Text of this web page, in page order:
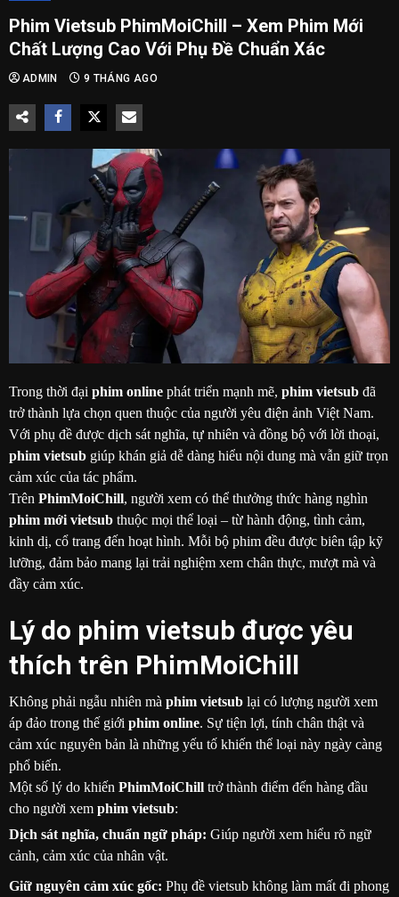
Phim Vietsub PhimMoiChill – Xem Phim Mới
Chất Lượng Cao Với Phụ Đề Chuẩn Xác
ADMIN 9 THÁNG AGO
Trong thời đại phim online phát triển mạnh mẽ, phim vietsub đã
trở thành lựa chọn quen thuộc của người yêu điện ảnh Việt Nam.
Với phụ đề được dịch sát nghĩa, tự nhiên và đồng bộ với lời thoại,
phim vietsub giúp khán giả dễ dàng hiểu nội dung mà vẫn giữ trọn
cảm xúc của tác phẩm.
Trên PhimMoiChill, người xem có thể thưởng thức hàng nghìn
phim mới vietsub thuộc mọi thể loại – từ hành động, tình cảm,
kinh dị, cổ trang đến hoạt hình. Mỗi bộ phim đều được biên tập kỹ
lưỡng, đảm bảo mang lại trải nghiệm xem chân thực, mượt mà và
đầy cảm xúc.
Lý do phim vietsub được yêu
thích trên PhimMoiChill
Không phải ngẫu nhiên mà phim vietsub lại có lượng người xem
áp đảo trong thế giới phim online. Sự tiện lợi, tính chân thật và
cảm xúc nguyên bản là những yếu tố khiến thể loại này ngày càng
phổ biến.
Một số lý do khiến PhimMoiChill trở thành điểm đến hàng đầu
cho người xem phim vietsub:
Dịch sát nghĩa, chuẩn ngữ pháp: Giúp người xem hiểu rõ ngữ
cảnh, cảm xúc của nhân vật.
Giữ nguyên cảm xúc gốc: Phụ đề vietsub không làm mất đi phong